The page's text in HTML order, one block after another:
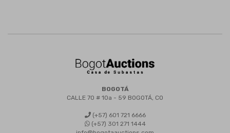
BOGOTÁ
CALLE 70 # 10a - 59 BOGOTÁ, CO
(+57) 601 721 6666
(+57) 301 271 1444